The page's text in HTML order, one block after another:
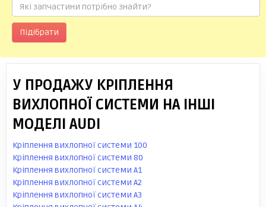
Підібрати
У ПРОДАЖУ КРІПЛЕННЯ
ВИХЛОПНОЇ СИСТЕМИ НА ІНШІ
МОДЕЛІ AUDI
Кріплення вихлопної системи 100
Кріплення вихлопної системи 80
Кріплення вихлопної системи A1
Кріплення вихлопної системи A2
Кріплення вихлопної системи A3